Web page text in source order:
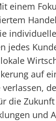
einem
jedes
auf
die
und